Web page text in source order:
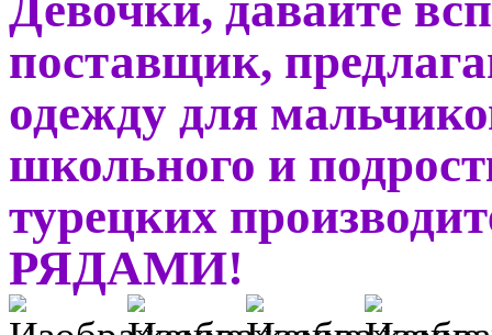
поставщик,
одежду для
школьного и
турецких
РЯДАМИ!